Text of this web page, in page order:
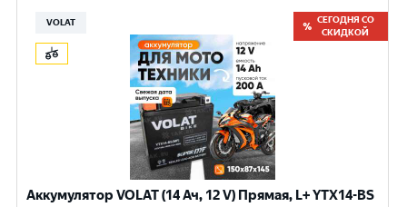
VOLAT
СЕГОДНЯ СО
СКИДКОЙ
Аккумулятор VOLAT (14 Ач, 12 V) Прямая, L+ YTX14-BS